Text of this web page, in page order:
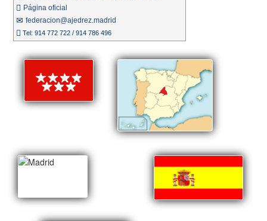
Página oficial
federacion@ajedrez.madrid
Tel: 914 772 722 / 914 786 496